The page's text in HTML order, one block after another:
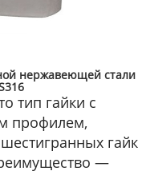
нержавеющей стали
тип гайки с
профилем,
гайк
—